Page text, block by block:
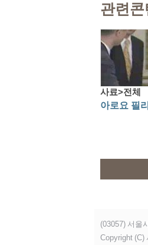
관련
사료>전체
아로요 필
(03057) 서울
Copyright (C)